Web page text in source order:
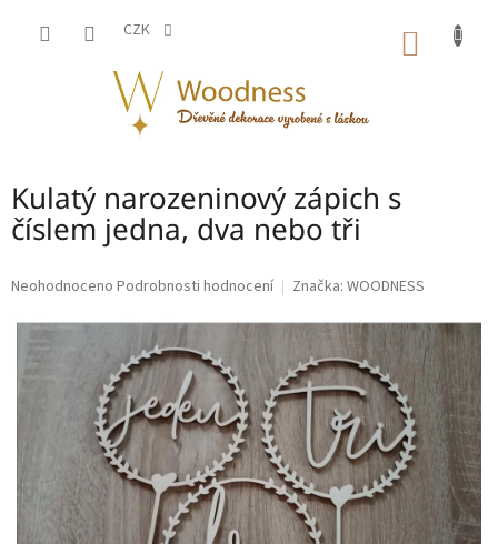
CZK
Kulatý narozeninový zápich s
číslem jedna, dva nebo tři
Průměrné
produktu
0,0
Neohodnoceno Podrobnosti hodnocení Značka: WOODNESS